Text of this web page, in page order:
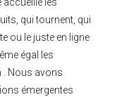
accueille les
qui tournent, qui
ou le juste en ligne
égal les
. Nous avons
émergentes